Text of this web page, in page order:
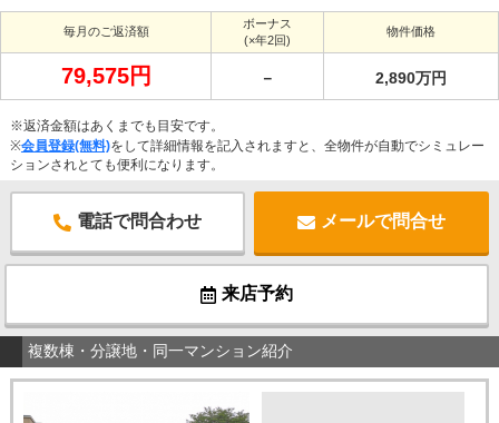
毎月のご返済額
ボーナス
(×年2回)
物件価格
79,575円 － 2,890万円
※返済金額はあくまでも目安です。
※会員登録(無料)をして詳細情報を記入されますと、全物件が自動でシミュレー
ションされとても便利になります。
電話で問合わせ メールで問合せ
来店予約
複数棟・分譲地・同一マンション紹介